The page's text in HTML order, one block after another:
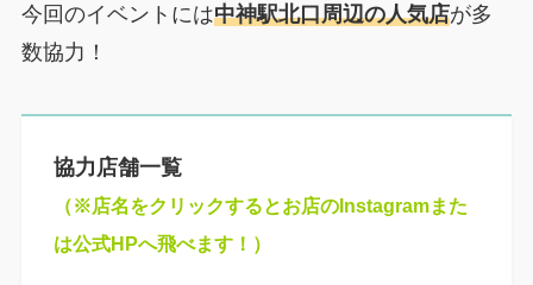
今回のイベントには中神駅北口周辺の人気店が多
数協力！
協力店舗一覧
（※店名をクリックするとお店のInstagramまた
は公式HPへ飛べます！）